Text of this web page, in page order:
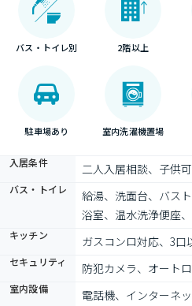
バス・トイレ別 2階以上
駐車場あり 室内洗濯機置場
入居条件 二人入居相談、子供
バス・トイレ
給湯、洗面台、バス
浴室、温水洗浄便座
キッチン ガスコンロ対応、3口
セキュリティ 防犯カメラ、オート
室内設備 電話機、インターネ